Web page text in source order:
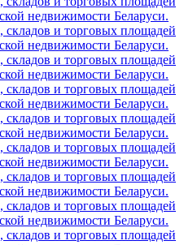
недвижимости Беларуси.
и торговых площадей
недвижимости Беларуси.
и торговых площадей
недвижимости Беларуси.
и торговых площадей
недвижимости Беларуси.
и торговых площадей
недвижимости Беларуси.
и торговых площадей
недвижимости Беларуси.
и торговых площадей
недвижимости Беларуси.
и торговых площадей
недвижимости Беларуси.
и торговых площадей